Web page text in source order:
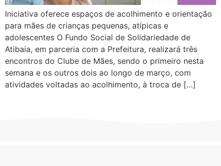
Iniciativa oferece espaços de acolhimento e orientação
para mães de crianças pequenas, atípicas e
adolescentes O Fundo Social de Solidariedade de
Atibaia, em parceria com a Prefeitura, realizará três
encontros do Clube de Mães, sendo o primeiro nesta
semana e os outros dois ao longo de março, com
atividades voltadas ao acolhimento, à troca de […]